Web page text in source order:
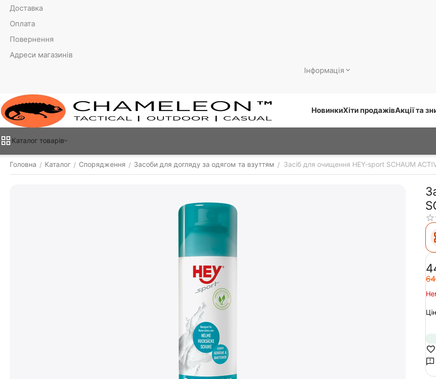
Доставка
Оплата
Повернення
Адреси магазинів
Інформація
НовинкиХіти продажівАкції та
Каталог товарiв
Головна / Каталог / Спорядження / Засоби для догляду за одягом та взуттям / Засіб для очищення HEY-sport SCHAUM